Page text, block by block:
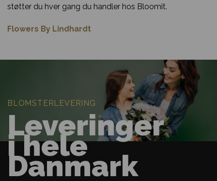
støtter du hver gang du handler hos Bloomit.
Flowers By Lindhardt
BLOMSTERLEVERING
Leveringer
i hele
Danmark